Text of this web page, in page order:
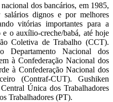
dos bancários, em 1985,
salários dignos e por melhores
vitórias importantes para a
o auxílio-creche/babá, até hoje
Coletiva de Trabalho (CCT).
Departamento Nacional dos
à Confederação Nacional dos
à Confederação Nacional dos
(Contraf-CUT). Gushiken
Única dos Trabalhadores
Trabalhadores (PT).